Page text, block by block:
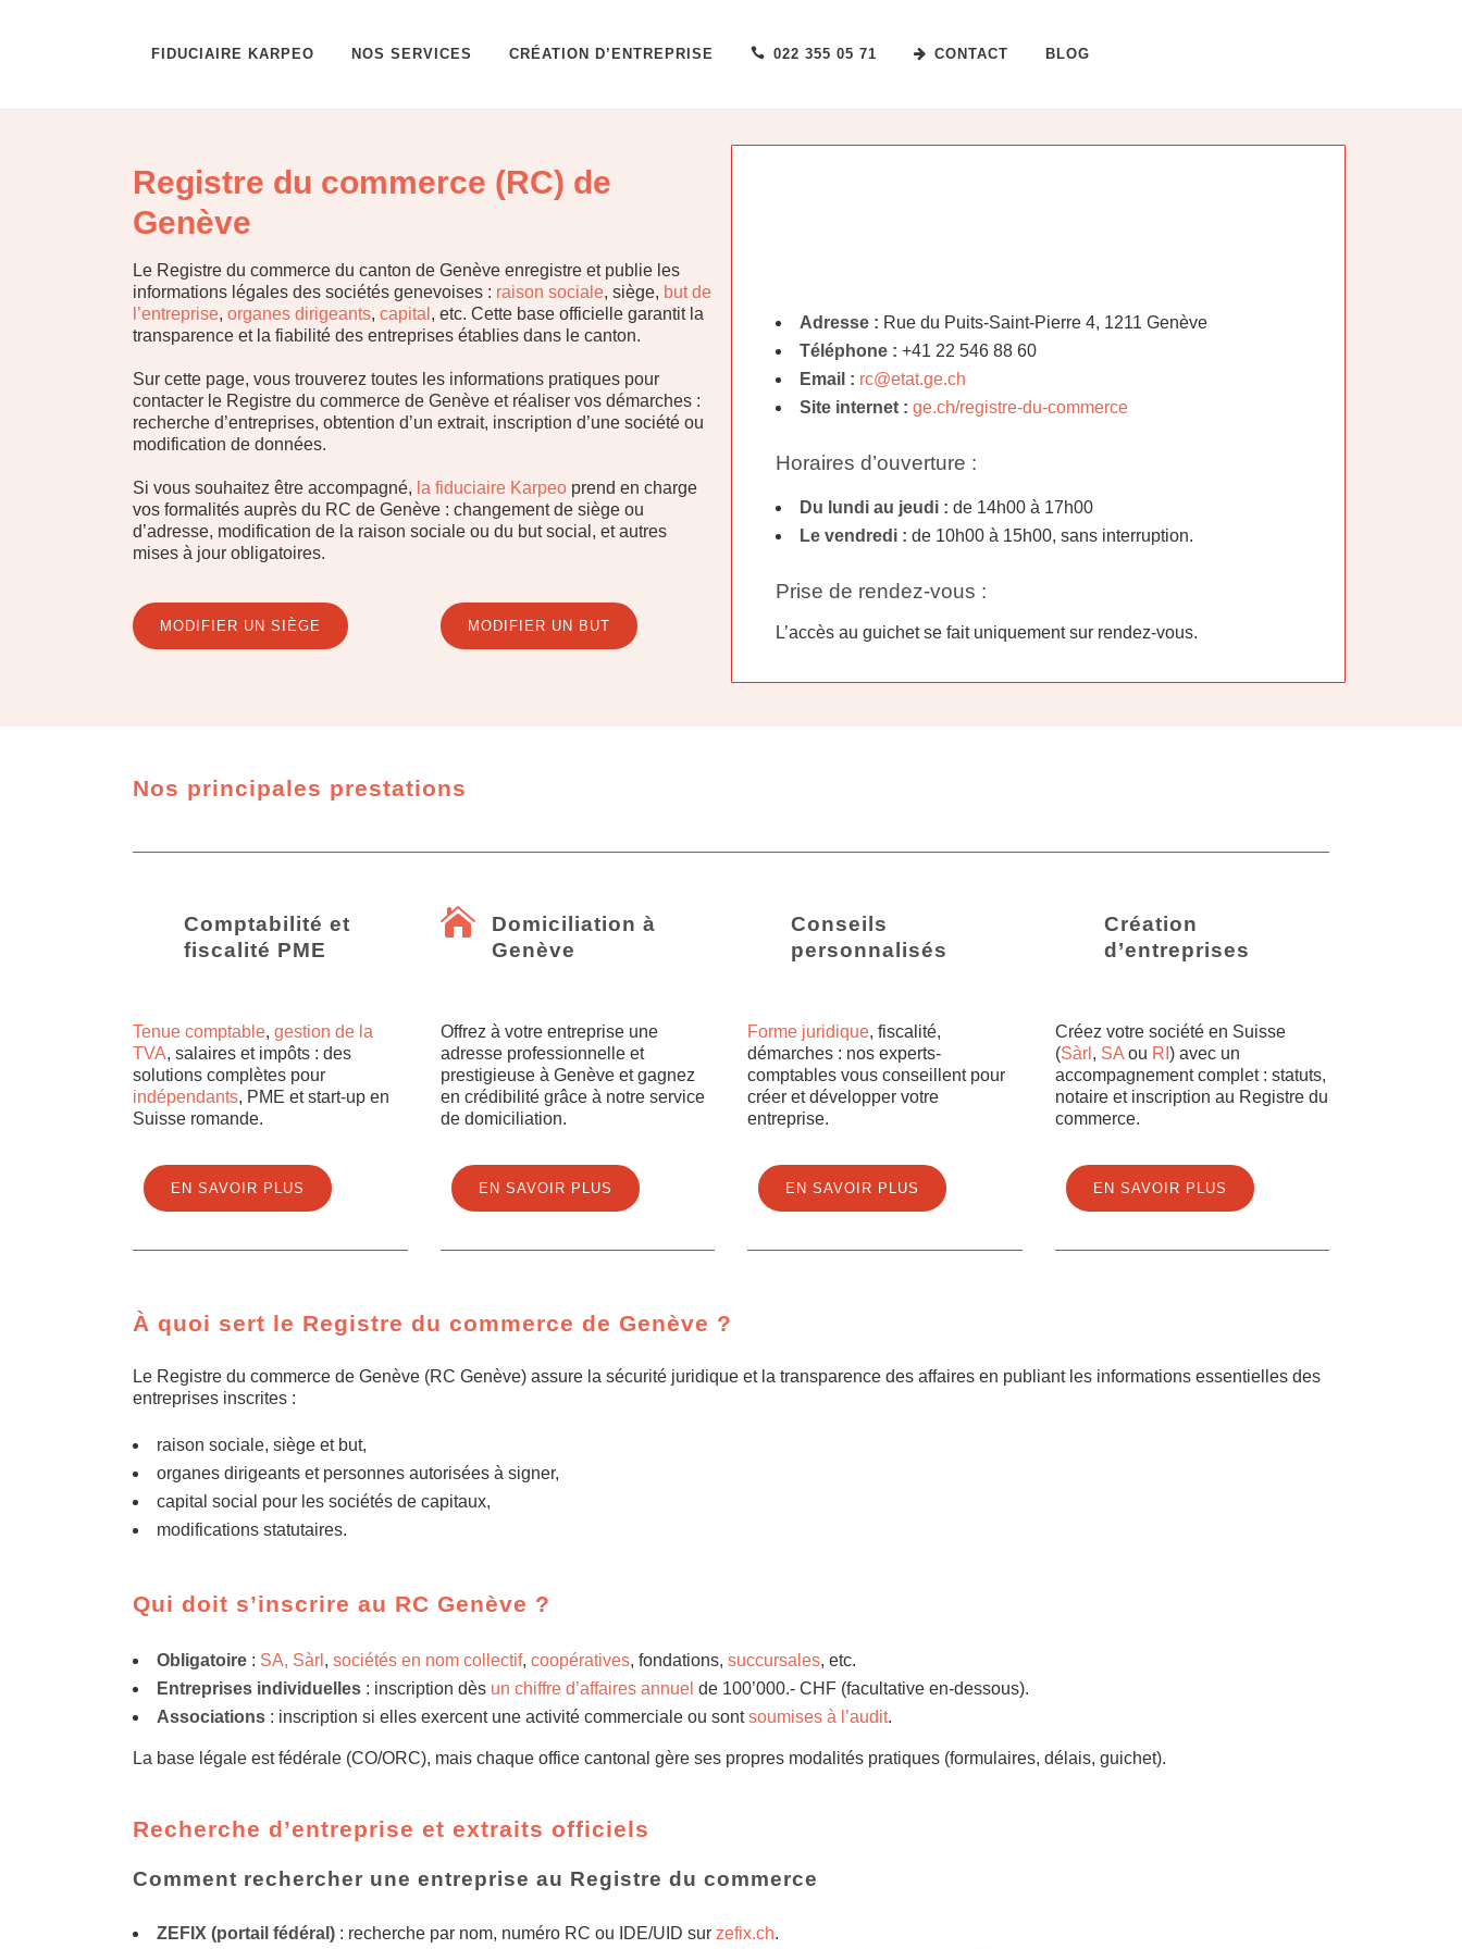
FIDUCIAIRE KARPEO NOS SERVICES CRÉATION D’ENTREPRISE 022 355 05 71 CONTACT BLOG
Registre du commerce (RC) de
Genève
Le Registre du commerce du canton de Genève enregistre et publie les
informations légales des sociétés genevoises : raison sociale, siège, but de
l’entreprise, organes dirigeants, capital , etc. Cette base officielle garantit la
transparence et la fiabilité des entreprises établies dans le canton.
Sur cette page, vous trouverez toutes les informations pratiques pour
contacter le Registre du commerce de Genève et réaliser vos démarches :
recherche d’entreprises, obtention d’un extrait, inscription d’une société ou
modification de données.
Si vous souhaitez être accompagné, la fiduciaire Karpeo prend en charge
vos formalités auprès du RC de Genève : changement de siège ou
d’adresse, modification de la raison sociale ou du but social, et autres
mises à jour obligatoires.
MODIFIER UN SIÈGE MODIFIER UN BUT
Adresse : Rue du Puits-Saint-Pierre 4, 1211 Genève
Téléphone : +41 22 546 88 60
Email : rc@etat.ge.ch
Site internet : ge.ch/registre-du-commerce
Horaires d’ouverture :
Du lundi au jeudi : de 14h00 à 17h00
Le vendredi : de 10h00 à 15h00, sans interruption.
Prise de rendez-vous :
L’accès au guichet se fait uniquement sur rendez-vous.
Nos principales prestations
Comptabilité et
fiscalité PME
Tenue comptable, gestion de la
TVA, salaires et impôts : des
solutions complètes pour
indépendants, PME et start-up en
Suisse romande.
EN SAVOIR PLUS
Domiciliation à
Genève
Offrez à votre entreprise une
adresse professionnelle et
prestigieuse à Genève et gagnez
en crédibilité grâce à notre service
de domiciliation.
EN SAVOIR PLUS
Conseils
personnalisés
Forme juridique, fiscalité,
démarches : nos experts-
comptables vous conseillent pour
créer et développer votre
entreprise.
EN SAVOIR PLUS
Création
d’entreprises
Créez votre société en Suisse
(Sàrl , SAou RI ) avec un
accompagnement complet : statuts,
notaire et inscription au Registre du
commerce.
EN SAVOIR PLUS
À quoi sert le Registre du commerce de Genève ?
Le Registre du commerce de Genève (RC Genève) assure la sécurité juridique et la transparence des affaires en publiant les informations essentielles des
entreprises inscrites :
raison sociale, siège et but,
organes dirigeants et personnes autorisées à signer,
capital social pour les sociétés de capitaux,
modifications statutaires.
Qui doit s’inscrire au RC Genève ?
Obligatoire : SA, Sàrl , sociétés en nom collectif, coopératives, fondations, succursales, etc.
Entreprises individuelles : inscription dès un chiffre d’affaires annuel de 100’000.- CHF (facultative en-dessous).
Associations : inscription si elles exercent une activité commerciale ou sontsoumises à l’audit.
La base légale est fédérale (CO/ORC), mais chaque office cantonal gère ses propres modalités pratiques (formulaires, délais, guichet).
Recherche d’entreprise et extraits officiels
Comment rechercher une entreprise au Registre du commerce
ZEFIX (portail fédéral) : recherche par nom, numéro RC ou IDE/UID sur zefix.ch.